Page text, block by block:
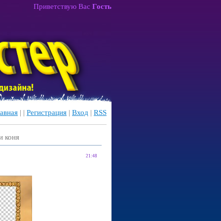
Приветствую Вас Гость
| | Регистрация | Вход | RSS
коня
21:48